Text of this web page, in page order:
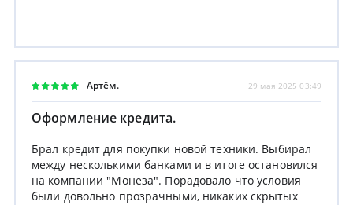
Артём. 29 мая 2025 03:49
Оформление кредита.
Брал кредит для покупки новой техники. Выбирал
между несколькими банками и в итоге остановился
на компании "Монеза". Порадовало что условия
были довольно прозрачными, никаких скрытых